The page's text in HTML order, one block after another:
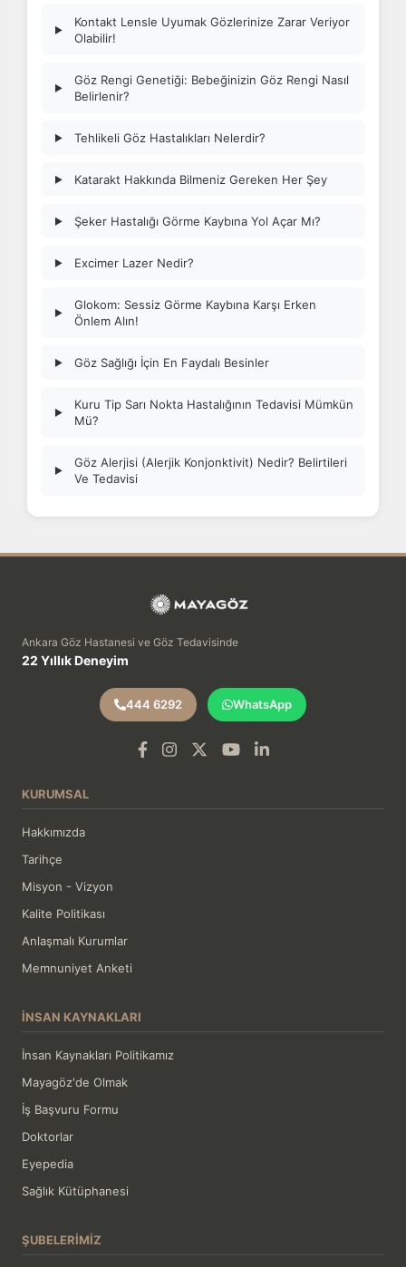
▶
Kontakt Lensle Uyumak Gözlerinize Zarar Veriyor
Olabilir!
▶
Göz Rengi Genetiği: Bebeğinizin Göz Rengi Nasıl
Belirlenir?
▶ Tehlikeli Göz Hastalıkları Nelerdir?
▶ Katarakt Hakkında Bilmeniz Gereken Her Şey
▶ Şeker Hastalığı Görme Kaybına Yol Açar Mı?
▶ Excimer Lazer Nedir?
▶
Glokom: Sessiz Görme Kaybına Karşı Erken
Önlem Alın!
▶ Göz Sağlığı İçin En Faydalı Besinler
▶
Kuru Tip Sarı Nokta Hastalığının Tedavisi Mümkün
Mü?
▶
Göz Alerjisi (Alerjik Konjonktivit) Nedir? Belirtileri
Ve Tedavisi
Ankara Göz Hastanesi ve Göz Tedavisinde
22 Yıllık Deneyim
444 6292 WhatsApp
KURUMSAL
Hakkımızda
Tarihçe
Misyon - Vizyon
Kalite Politikası
Anlaşmalı Kurumlar
Memnuniyet Anketi
İNSAN KAYNAKLARI
İnsan Kaynakları Politikamız
Mayagöz'de Olmak
İş Başvuru Formu
Doktorlar
Eyepedia
Sağlık Kütüphanesi
ŞUBELERIMIZ